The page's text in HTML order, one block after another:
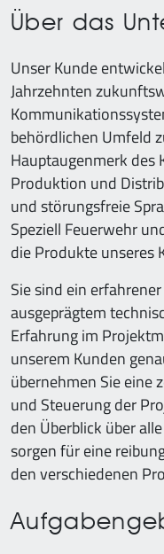
Über das
Unser Kunde
Jahrzehnten
behördlichen Umfeld
Hauptaugenmerk des
Produktion und
und störungsfreie
Speziell Feuerwehr
die Produkte unseres
Sie sind ein
ausgeprägtem
Erfahrung im
unserem Kunden
übernehmen Sie eine
und Steuerung der
den Überblick über
sorgen für eine
den verschiedenen